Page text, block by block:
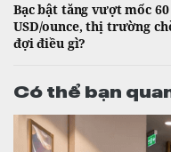
Bạc bật tăng vượt mốc 60
USD/ounce, thị trường
đợi điều gì?
Có thể bạn